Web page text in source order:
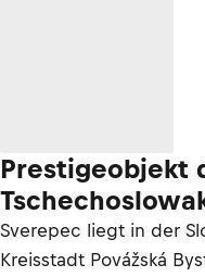
Prestigeobjekt
Sverepec liegt in der
Kreisstadt Povážská